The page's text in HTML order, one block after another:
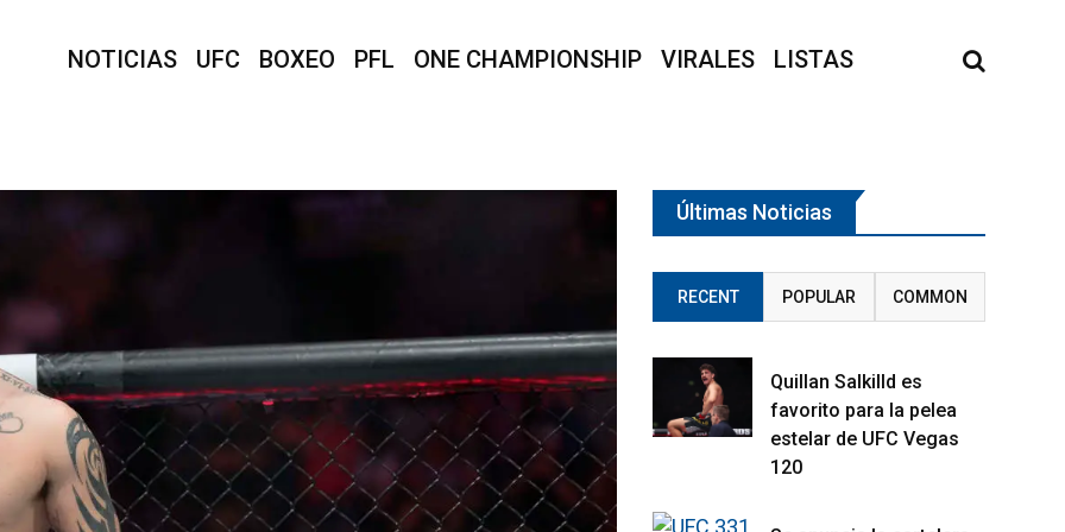
NOTICIAS UFC BOXEO PFL ONE CHAMPIONSHIP VIRALES LISTAS
Últimas Noticias
RECENT POPULAR COMMON
Quillan Salkilld es
favorito para la pelea
estelar de UFC Vegas
120